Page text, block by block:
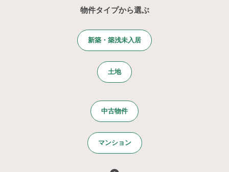
物件タイプから選ぶ
新築・築浅未入居
土地
中古物件
マンション